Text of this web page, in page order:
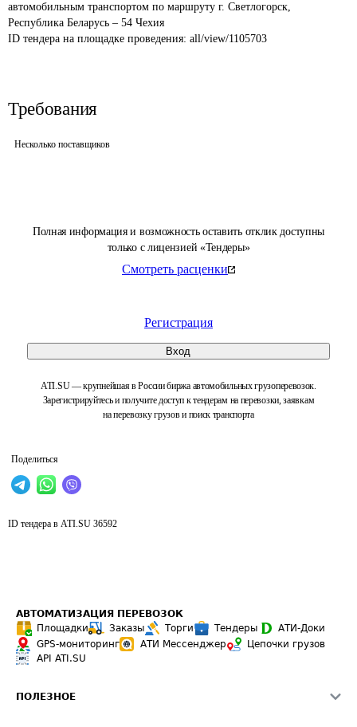
Полная информация и возможность оставить отклик доступны
только с лицензией «Тендеры»
Смотреть расценки
Регистрация
Вход
ATI.SU — крупнейшая в России биржа автомобильных грузоперевозок.
Зарегистрируйтесь и получите доступ к тендерам на перевозки, заявкам
на перевозку грузов и поиск транспорта
Поделиться
автомобильным транспортом по маршруту г. Светлогорск,
Республика Беларусь – 54 Чехия
ID тендера на площадке проведения: all/view/1105703
Требования
Несколько поставщиков
ID тендера в ATI.SU 36592
АВТОМАТИЗАЦИЯ ПЕРЕВОЗОК
Площадки
Заказы Торги Тендеры
АТИ-Доки
GPS-мониторинг
АТИ Мессенджер
Цепочки грузов
API ATI.SU
ПОЛЕЗНОЕ